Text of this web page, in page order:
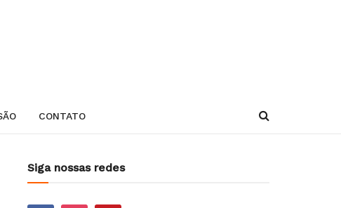
CONTATO
Siga nossas redes